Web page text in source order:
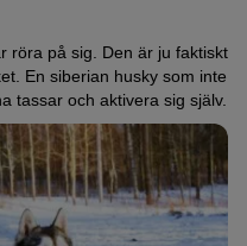
röra på sig. Den är ju faktiskt
En siberian husky som inte
tassar och aktivera sig själv.